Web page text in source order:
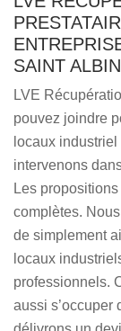
SAINT
LVE
pouvez joindre
locaux
intervenons
Les
complètes.
de simplement
locaux
professionnels.
aussi s’occuper